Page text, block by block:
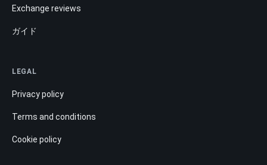
Exchange reviews
ガイド
LEGAL
Privacy policy
Terms and conditions
Cookie policy